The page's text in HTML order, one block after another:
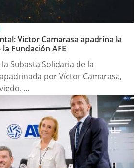
Víctor Camarasa apadrina la
Fundación AFE
Subasta Solidaria de la
por Víctor Camarasa,
...